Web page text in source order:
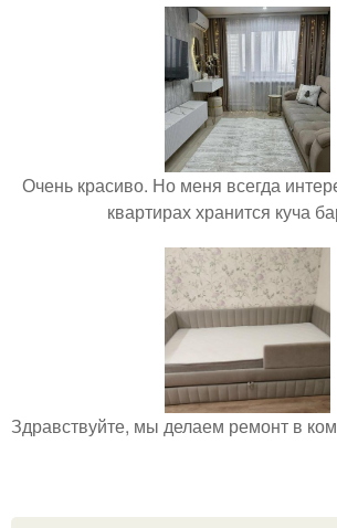
Очень красиво. Но меня всегда
квартирах хранится куча
Здравствуйте, мы делаем ремонт в